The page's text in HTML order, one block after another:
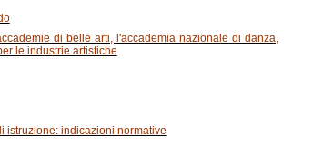
di belle arti, l'accademia nazionale di danza,
le industrie artistiche
istruzione: indicazioni normative